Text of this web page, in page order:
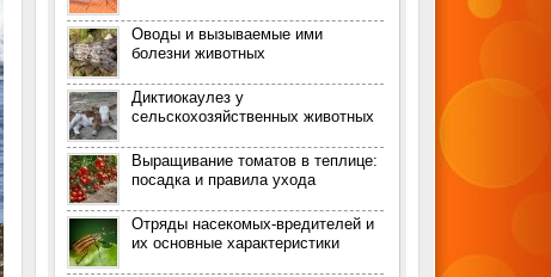
Оводы и вызываемые ими
болезни животных
Диктиокаулез у
сельскохозяйственных животных
Выращивание томатов в теплице:
посадка и правила ухода
Отряды насекомых-вредителей и
их основные характеристики